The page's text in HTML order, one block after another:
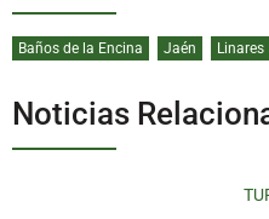
Baños de la Encina Jaén Linares
Noticias